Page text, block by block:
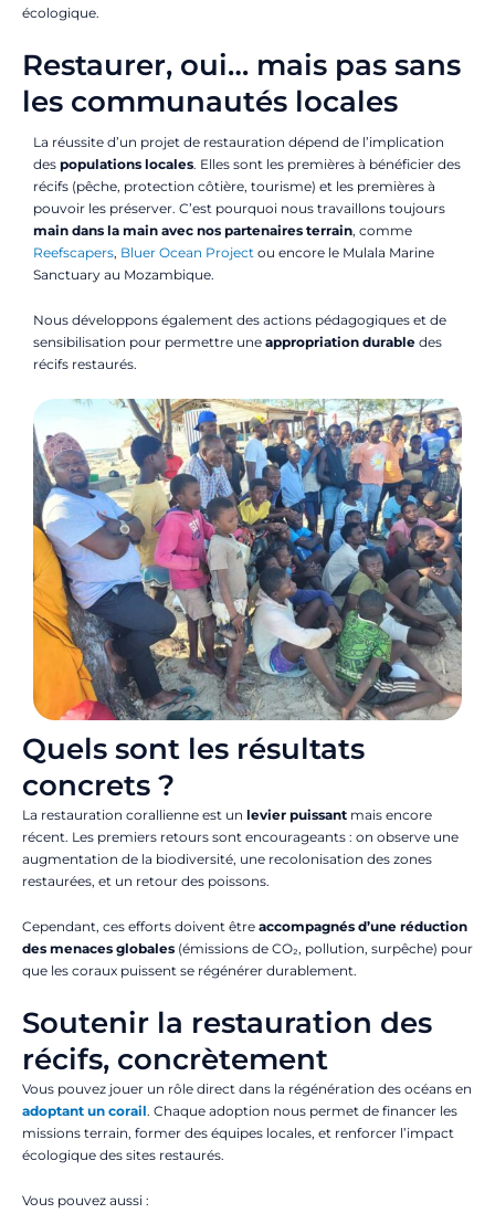
écologique.
Restaurer, oui… mais pas sans
les communautés locales
La réussite d’un projet de restauration dépend de l’implication
des populations locales. Elles sont les premières à bénéficier des
récifs (pêche, protection côtière, tourisme) et les premières à
pouvoir les préserver. C’est pourquoi nous travaillons toujours
main dans la main avec nos partenaires terrain, comme
Reefscapers, Bluer Ocean Project ou encore le Mulala Marine
Sanctuary au Mozambique.
Nous développons également des actions pédagogiques et de
sensibilisation pour permettre une appropriation durable des
récifs restaurés.
Quels sont les résultats
concrets ?
La restauration corallienne est un levier puissant mais encore
récent. Les premiers retours sont encourageants : on observe une
augmentation de la biodiversité, une recolonisation des zones
restaurées, et un retour des poissons.
Cependant, ces efforts doivent être accompagnés d’une réduction
des menaces globales (émissions de CO₂, pollution, surpêche) pour
que les coraux puissent se régénérer durablement.
Soutenir la restauration des
récifs, concrètement
Vous pouvez jouer un rôle direct dans la régénération des océans en
adoptant un corail. Chaque adoption nous permet de financer les
missions terrain, former des équipes locales, et renforcer l’impact
écologique des sites restaurés.
Vous pouvez aussi :